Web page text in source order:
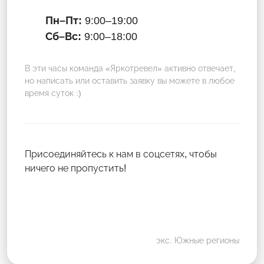
Пн–Пт: 9:00–19:00
Сб–Вс: 9:00–18:00
В эти часы команда «Яркотревел» активно отвечает,
но написать или оставить заявку вы можете в любое
время суток :)
Присоединяйтесь к нам в соцсетях, чтобы
ничего не пропустить!
экс. Южные регионы